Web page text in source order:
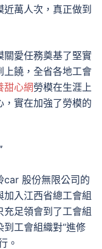
萬人次，真正做到
關愛任務奠基了堅實
上饒，全省各地工會
甜心網勞模在生涯上
，實在加強了勞模的
car 股份無限公司的
加入江西省總工會組
足領會到了工會組
工會組織對“進修
。